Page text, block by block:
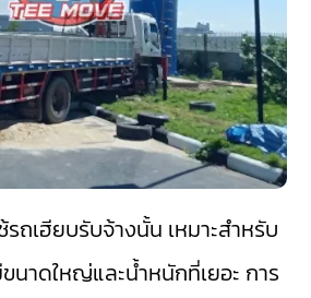
เฮียบรับจ้างนั้น เหมาะสำหรับ
นาดใหญ่และน้ำหนักที่เยอะ การ